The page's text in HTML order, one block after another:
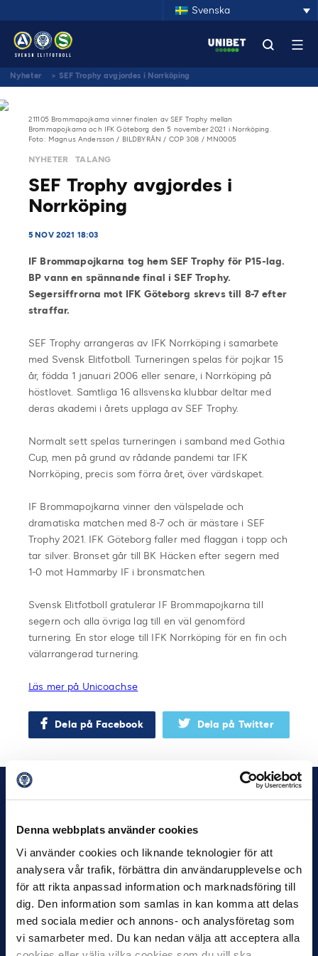
Denna webbplats använder cookies
Vi använder cookies och liknande teknologier för att
analysera vår trafik, förbättra din användarupplevelse och
för att rikta anpassad information och marknadsföring till
dig. Den information som samlas in kan komma att delas
med sociala medier och annons- och analysföretag som
vi samarbeter med. Du kan nedan välja att acceptera alla
Svenska
Nyheter > SEF Trophy avgjordes i Norrköping
211105 Brommapojkarna vinner finalen av SEF Trophy mellan
Brommapojkarna och IFK Göteborg den 5 november 2021 i Norrköping.
Foto: Magnus Andersson / BILDBYRÅN / COP 308 / MN0005
NYHETER TALANG
SEF Trophy avgjordes i
Norrköping
5 NOV 2021 18:03
IF Brommapojkarna tog hem SEF Trophy för P15-lag.
BP vann en spännande final i SEF Trophy.
Segersiffrorna mot IFK Göteborg skrevs till 8-7 efter
straffar.
SEF Trophy arrangeras av IFK Norrköping i samarbete
med Svensk Elitfotboll. Turneringen spelas för pojkar 15
år, födda 1 januari 2006 eller senare, i Norrköping på
höstlovet. Samtliga 16 allsvenska klubbar deltar med
deras akademi i årets upplaga av SEF Trophy.
Normalt sett spelas turneringen i samband med Gothia
Cup, men på grund av rådande pandemi tar IFK
Norrköping, precis som förra året, över värdskapet.
IF Brommapojkarna vinner den välspelade och
dramatiska matchen med 8-7 och är mästare i SEF
Trophy 2021. IFK Göteborg faller med flaggan i topp och
tar silver. Bronset går till BK Häcken efter segern med
1-0 mot Hammarby IF i bronsmatchen.
Svensk Elitfotboll gratulerar IF Brommapojkarna till
segern och alla övriga lag till en väl genomförd
turnering. En stor eloge till IFK Norrköping för en fin och
välarrangerad turnering.
Läs mer på Unicoach.se
Dela på Facebook Dela på Twitter